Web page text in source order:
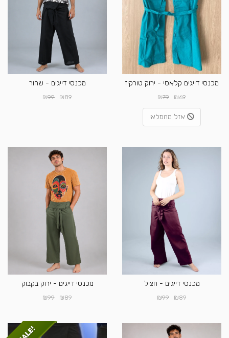
מכנסי דייגים קלאסי - ירוק טורקיז
₪69
₪79
אזל מהמלאי
מכנסי דייגים - שחור
₪89
₪99
מכנסי דייגים - חציל
₪89
₪99
מכנסי דייגים - ירוק בקבוק
₪89
₪99